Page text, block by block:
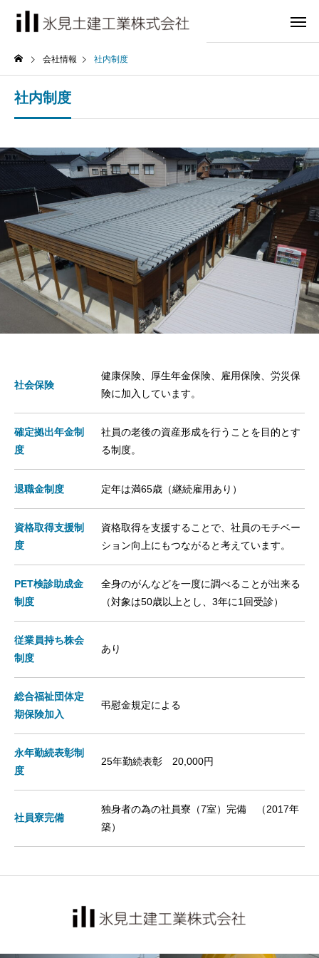
会社情報 社内制度
社内制度
社会保険
健康保険、厚生年金保険、雇用保険、労災保
険に加入しています。
確定拠出年金制
度
社員の老後の資産形成を行うことを目的とす
る制度。
退職金制度 定年は満65歳（継続雇用あり）
資格取得支援制
度
資格取得を支援することで、社員のモチベー
ション向上にもつながると考えています。
PET検診助成金
制度
全身のがんなどを一度に調べることが出来る
（対象は50歳以上とし、3年に1回受診）
従業員持ち株会
制度
あり
総合福祉団体定
期保険加入
弔慰金規定による
永年勤続表彰制
度
25年勤続表彰 20,000円
社員寮完備
独身者の為の社員寮（7室）完備 （2017年
築）